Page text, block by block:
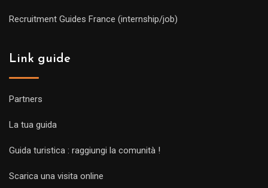
Recruitment Guides France (internship/job)
Link guide
Partners
La tua guida
Guida turistica : raggiungi la comunità !
Scarica una visita online